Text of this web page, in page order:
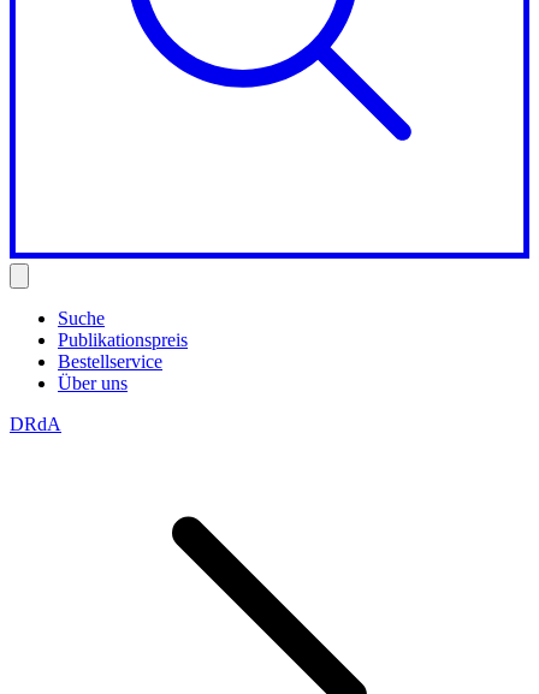
Suche
Publikationspreis
Bestellservice
Über uns
DRdA